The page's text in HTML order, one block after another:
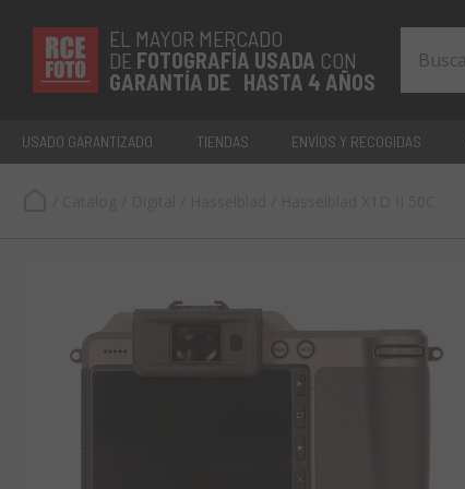
EL MAYOR MERCADO
DE FOTOGRAFÍA USADA CON
GARANTÍA DE HASTA 4 AÑOS
USADO GARANTIZADO TIENDAS ENVÍOS Y RECOGIDAS